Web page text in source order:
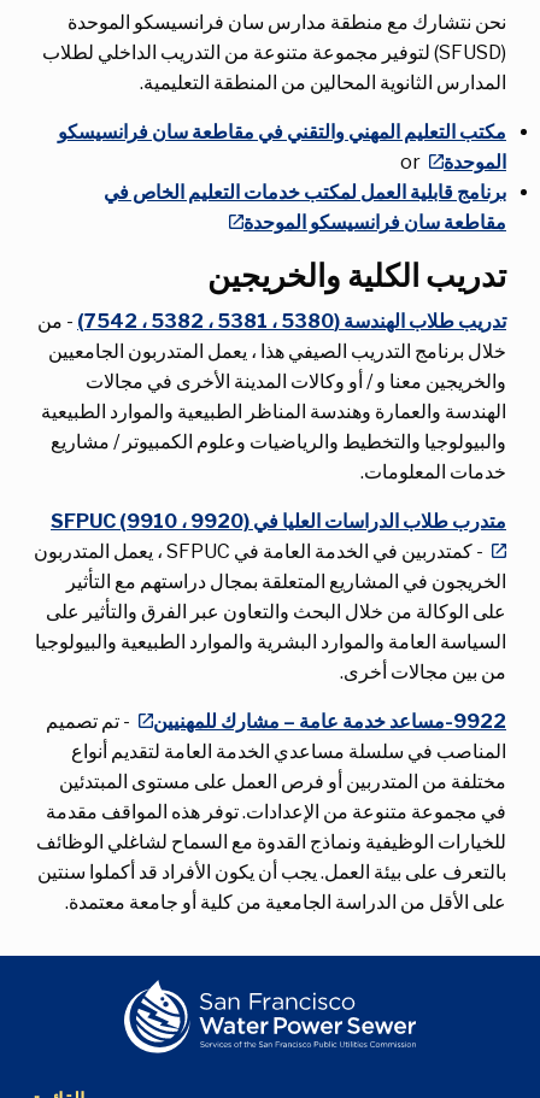
نحن نتشارك مع منطقة مدارس سان فرانسيسكو الموحدة
(SFUSD) لتوفير مجموعة متنوعة من التدريب الداخلي لطلاب
المدارس الثانوية المحالين من المنطقة التعليمية.
مكتب التعليم المهني والتقني في مقاطعة سان فرانسيسكو
الموحدة
برنامج قابلية العمل لمكتب خدمات التعليم الخاص في
مقاطعة سان فرانسيسكو الموحدة
تدريب الكلية والخريجين
تدريب طلاب الهندسة (5380 ، 5381 ، 5382 ، 7542)
- من
خلال برنامج التدريب الصيفي هذا ، يعمل المتدربون الجامعيين
والخريجين معنا و / أو وكالات المدينة الأخرى في مجالات
الهندسة والعمارة وهندسة المناظر الطبيعية والموارد الطبيعية
والبيولوجيا والتخطيط والرياضيات وعلوم الكمبيوتر / مشاريع
خدمات المعلومات.
متدرب طلاب الدراسات العليا في SFPUC (9910 ، 9920)
- كمتدربين في الخدمة العامة في SFPUC ، يعمل المتدربون
الخريجون في المشاريع المتعلقة بمجال دراستهم مع التأثير
على الوكالة من خلال البحث والتعاون عبر الفرق والتأثير على
السياسة العامة والموارد البشرية والموارد الطبيعية والبيولوجيا
من بين مجالات أخرى.
9922-مساعد خدمة عامة – مشارك للمهنيين
- تم تصميم
المناصب في سلسلة مساعدي الخدمة العامة لتقديم أنواع
مختلفة من المتدربين أو فرص العمل على مستوى المبتدئين
في مجموعة متنوعة من الإعدادات. توفر هذه المواقف مقدمة
للخيارات الوظيفية ونماذج القدوة مع السماح لشاغلي الوظائف
بالتعرف على بيئة العمل. يجب أن يكون الأفراد قد أكملوا سنتين
على الأقل من الدراسة الجامعية من كلية أو جامعة معتمدة.